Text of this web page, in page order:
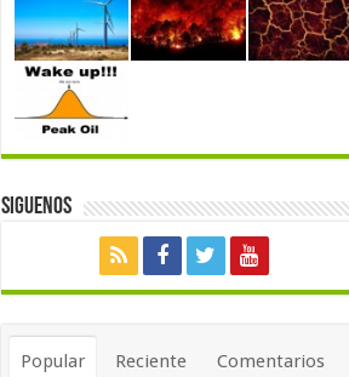
Siguenos
Popular Reciente Comentarios